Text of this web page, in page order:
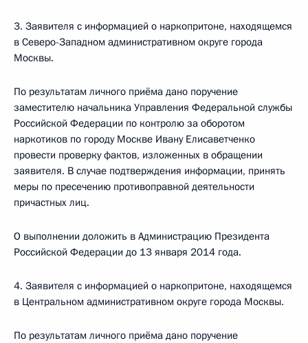
3. Заявителя с информацией о наркопритоне, находящемся
в Северо-Западном административном округе города
Москвы.
По результатам личного приёма дано поручение
заместителю начальника Управления Федеральной службы
Российской Федерации по контролю за оборотом
наркотиков по городу Москве Ивану Елисаветченко
провести проверку фактов, изложенных в обращении
заявителя. В случае подтверждения информации, принять
меры по пресечению противоправной деятельности
причастных лиц.
О выполнении доложить в Администрацию Президента
Российской Федерации до 13 января 2014 года.
4. Заявителя с информацией о наркопритоне, находящемся
в Центральном административном округе города Москвы.
По результатам личного приёма дано поручение